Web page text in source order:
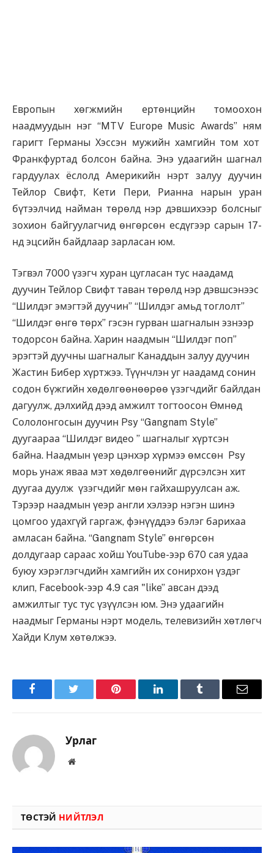
Европын хөгжмийн ертөнцийн томоохон
наадмуудын нэг “MTV Europe Music Awards” ням
гаригт Германы Хэссэн мужийн хамгийн том хот
Франкфуртад болсон байна. Энэ удаагийн шагнал
гардуулах ёслолд Америкийн нэрт залуу дуучин
Тейлор Свифт, Кети Пери, Рианна нарын уран
бүтээлчид найман төрөлд нэр дэвшихээр болсныг
зохион байгуулагчид өнгөрсөн есдүгээр сарын 17-
нд эцсийн байдлаар зарласан юм.
Тэгвэл 7000 үзэгч хуран цугласан тус наадамд
дуучин Тейлор Свифт таван төрөлд нэр дэвшсэнээс
“Шилдэг эмэгтэй дуучин” “Шилдэг амьд тоглолт”
“Шилдэг өнгө төрх” гэсэн гурван шагналын эзнээр
тодорсон байна. Харин наадмын “Шилдэг поп”
эрэгтэй дуучны шагналыг Канаддын залуу дуучин
Жастин Бибер хүртжээ. Түүнчлэн уг наадамд сонин
содон бүжгийн хөдөлгөөнөөрөө үзэгчдийг байлдан
дагуулж, дэлхийд дээд амжилт тогтоосон Өмнөд
Сололонгосын дуучин Psy “Gangnam Style”
дуугаараа “Шилдэг видео ” шагналыг хүртсэн
байна. Наадмын үеэр цэнхэр хүрмээ өмссөн Psy
морь унаж яваа мэт хөдөлгөөнийг дүрсэлсэн хит
дуугаа дуулж үзэгчдийг мөн гайхашруулсан аж.
Тэрээр наадмын үеэр англи хэлээр нэгэн шинэ
цомгоо удахгүй гаргаж, фэнүүддээ бэлэг барихаа
амласан байна. “Gangnam Style” өнгөрсөн
долдугаар сараас хойш YouTube-ээр 670 сая удаа
буюу хэрэглэгчдийн хамгийн их сонирхон үздэг
клип, Facebook-ээр 4.9 сая "like” авсан дээд
амжилтыг тус тус үзүүлсэн юм. Энэ удаагийн
наадмыг Германы нэрт модель, телевизийн хөтлөгч
Хайди Клум хөтөлжээ.
FacebookTwitter Pinterest LinkedInTumblr Имэйл
Урлаг
Вэбсайт
ТӨСТЭЙ НИЙТЛЭЛ